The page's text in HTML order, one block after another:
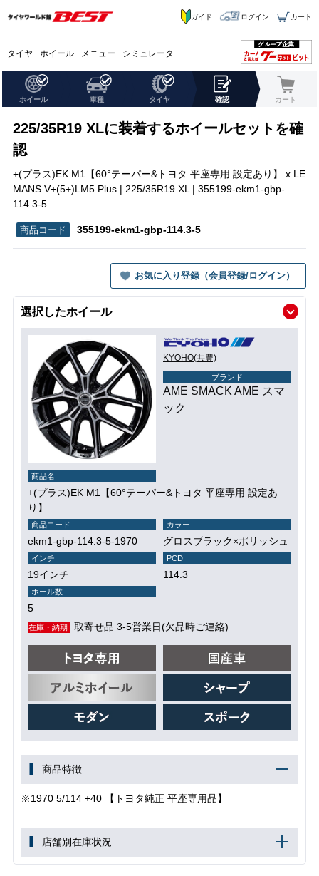
タイヤ ホイール メニュー シミュレータ
ガイド ログイン カート
ホイール 車種 タイヤ 確認 カート
225/35R19 XLに装着するホイールセットを確
認
+(プラス)EK M1【60°テーパー&トヨタ 平座専用 設定あり】 x LE
MANS V+(5+)LM5 Plus | 225/35R19 XL | 355199-ekm1-gbp-
114.3-5
355199-ekm1-gbp-114.3-5
お気に入り登録（会員登録/ログイン）
選択したホイール
KYOHO(共豊)
ブランド
AME SMACK AME スマ
ック
商品名
+(プラス)EK M1【60°テーパー&トヨタ 平座専用 設定あ
り】
商品コード
ekm1-gbp-114.3-5-1970
カラー
グロスブラック×ポリッシュ
インチ
19インチ
PCD
114.3
ホール数
5
在庫・納期 取寄せ品 3-5営業日(欠品時ご連絡)
商品特徴
※1970 5/114 +40 【トヨタ純正 平座専用品】
店舗別在庫状況